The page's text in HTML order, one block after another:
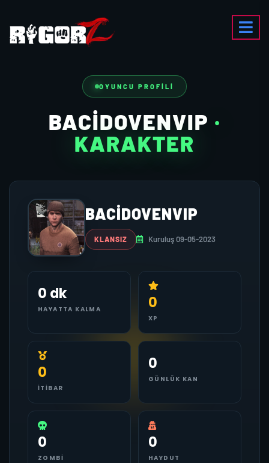
OYUNCU PROFILI
BACIDOVENVIP ·
KARAKTER
BACIDOVENVIP
KLANSIZ Kuruluş 09-05-2023
0 dk
HAYATTA KALMA 0
XP
0
İTIBAR
0
GÜNLÜK KAN
0
ZOMBI
0
HAYDUT